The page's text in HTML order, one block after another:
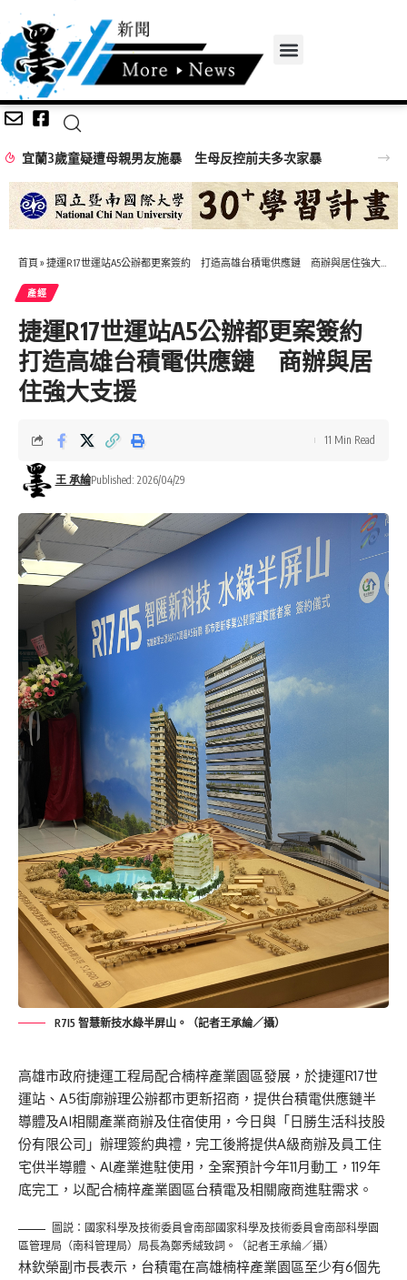
宜蘭3歲童疑遭母親男友施暴 生母反控前夫多次家暴
首頁 » 捷運R17世運站A5公辦都更案簽約 打造高雄台積電供應鏈 商辦與居住強大支援
產經
捷運R17世運站A5公辦都更案簽約
打造高雄台積電供應鏈 商辦與居
住強大支援
王 承綸Published: 2026/04/29
11 Min Read
R7I5 智慧新技水綠半屏山。（記者王承綸／攝）
高雄市政府捷運工程局配合楠梓產業園區發展，於捷運R17世
運站、A5街廓辦理公辦都市更新招商，提供台積電供應鏈半
導體及AI相關產業商辦及住宿使用，今日與「日勝生活科技股
份有限公司」辦理簽約典禮，完工後將提供A級商辦及員工住
宅供半導體、Al產業進駐使用，全案預計今年11月動工，119年
底完工，以配合楠梓產業園區台積電及相關廠商進駐需求。
圖説：國家科學及技術委員會南部國家科學及技術委員會南部科學園
區管理局（南科管理局）局長為鄭秀絨致詞。（記者王承綸／攝）
林欽榮副市長表示，台積電在高雄楠梓產業園區至少有6個先